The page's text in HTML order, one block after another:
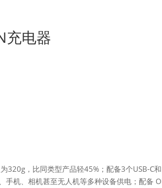
充电器
320g，比同类型产品轻45%；配备3个USB-C
机、相机甚至无人机等多种设备供电；配备